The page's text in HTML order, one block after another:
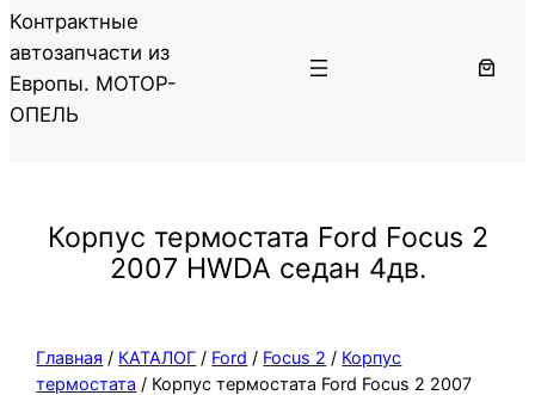
Контрактные
автозапчасти из
Европы. МОТОР-
ОПЕЛЬ
Корпус термостата Ford Focus 2
2007 HWDA седан 4дв.
Главная / КАТАЛОГ / Ford / Focus 2 / Корпус
термостата / Корпус термостата Ford Focus 2 2007